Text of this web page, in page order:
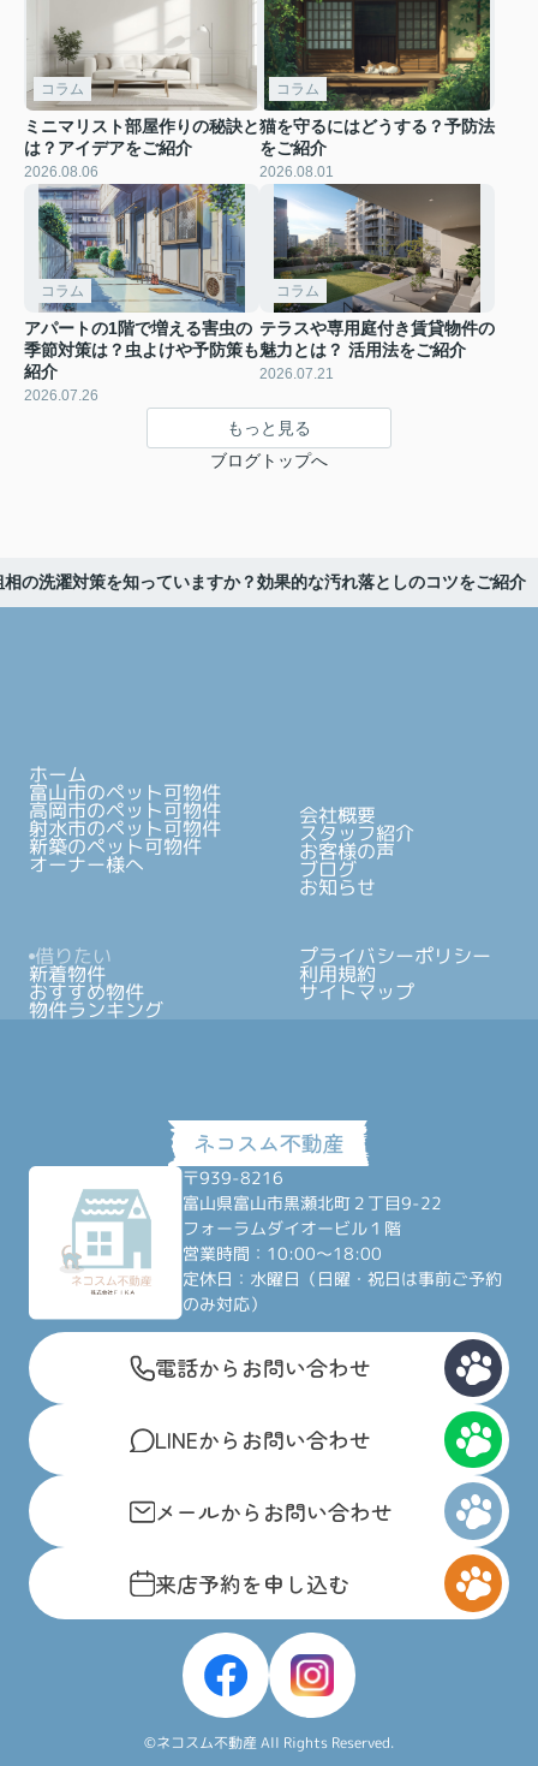
コラム
ミニマリスト部屋作りの秘訣と
は？アイデアをご紹介
2026.08.06
コラム
猫を守るにはどうする？予防法
をご紹介
2026.08.01
コラム
アパートの1階で増える害虫の
季節対策は？虫よけや予防策も
紹介
2026.07.26
コラム
テラスや専用庭付き賃貸物件の
魅力とは？ 活用法をご紹介
2026.07.21
もっと見る
ブログトップへ
の洗濯対策を知っていますか？効果的な汚れ落としのコツをご紹介
ホーム
富山市のペット可物件
高岡市のペット可物件
射水市のペット可物件
新築のペット可物件
オーナー様へ
会社概要
スタッフ紹介
お客様の声
ブログ
お知らせ
借りたい
新着物件
おすすめ物件
物件ランキング
プライバシーポリシー
利用規約
サイトマップ
〒939-8216
富山県富山市黒瀬北町２丁目9-22
フォーラムダイオービル１階
営業時間：10:00～18:00
定休日：水曜日（日曜・祝日は事前ご予約
のみ対応）
電話からお問い合わせ
LINEからお問い合わせ
メールからお問い合わせ
来店予約を申し込む
©ネコスム不動産 All Rights Reserved.